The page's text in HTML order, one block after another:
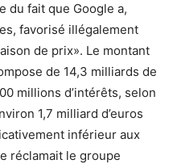
du fait que Google a,
favorisé illégalement
de prix». Le montant
de 14,3 milliards de
millions d’intérêts, selon
1,7 milliard d’euros
inférieur aux
réclamait le groupe